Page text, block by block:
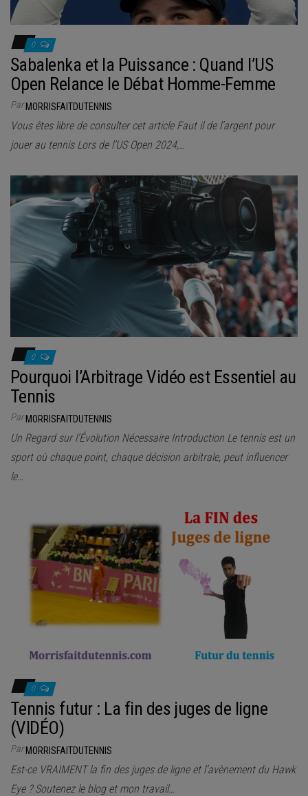
0
Sabalenka et la Puissance : Quand l’US
Open Relance le Débat Homme-Femme
ParMORRISFAITDUTENNIS
Vous êtes libre de consulter cet article Faut il de l’argent pour
jouer au tennis Lors de l’US Open 2024,…
0
Pourquoi l’Arbitrage Vidéo est Essentiel au
Tennis
ParMORRISFAITDUTENNIS
Un Regard sur l’Évolution Nécessaire Introduction Le tennis est un
sport où chaque point, chaque décision arbitrale, peut influencer
le…
0
Tennis futur : La fin des juges de ligne
(VIDÉO)
ParMORRISFAITDUTENNIS
Est-ce VRAIMENT la fin des juges de ligne et l’avènement du Hawk
Eye ? Soutenez le blog et mon travail…